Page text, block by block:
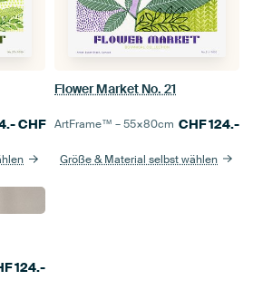
CHF
Flower Market No. 21
ArtFrame™ –55×80cm CHF124.-
Größe & Material selbst wählen
124.-